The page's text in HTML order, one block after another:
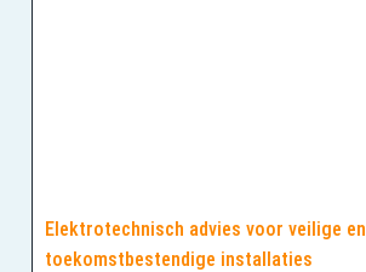
Elektrotechnisch advies voor veilige en
toekomstbestendige installaties